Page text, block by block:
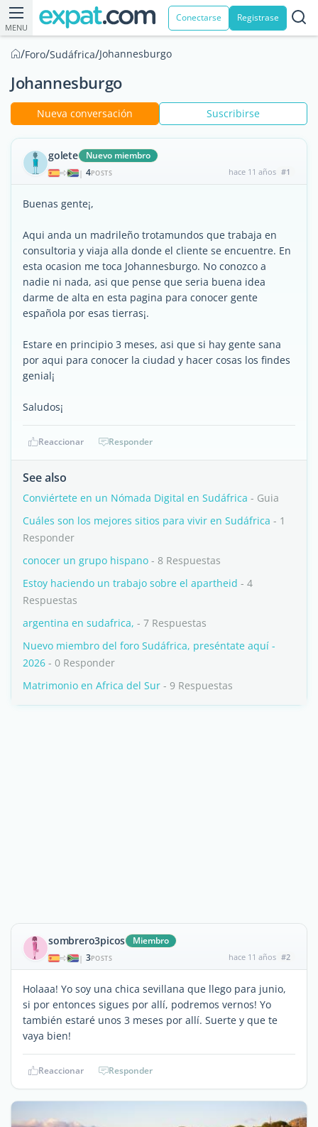
MENU
Conectarse Registrase
/Foro/Sudáfrica/Johannesburgo
Johannesburgo
Nueva conversación Suscribirse
golete Nuevo miembro
| 4POSTS hace 11 años #1
Buenas gente¡,
Aqui anda un madrileño trotamundos que trabaja en
consultoria y viaja alla donde el cliente se encuentre. En
esta ocasion me toca Johannesburgo. No conozco a
nadie ni nada, asi que pense que seria buena idea
darme de alta en esta pagina para conocer gente
española por esas tierras¡.
Estare en principio 3 meses, asi que si hay gente sana
por aqui para conocer la ciudad y hacer cosas los findes
genial¡
Saludos¡
Reaccionar Responder
See also
Conviértete en un Nómada Digital en Sudáfrica - Guia
Cuáles son los mejores sitios para vivir en Sudáfrica - 1
Responder
conocer un grupo hispano - 8 Respuestas
Estoy haciendo un trabajo sobre el apartheid - 4
Respuestas
argentina en sudafrica, - 7 Respuestas
Nuevo miembro del foro Sudáfrica, preséntate aquí -
2026 - 0 Responder
Matrimonio en Africa del Sur - 9 Respuestas
sombrero3picos Miembro
| 3POSTS hace 11 años #2
Holaaa! Yo soy una chica sevillana que llego para junio,
si por entonces sigues por allí, podremos vernos! Yo
también estaré unos 3 meses por allí. Suerte y que te
vaya bien!
Reaccionar Responder